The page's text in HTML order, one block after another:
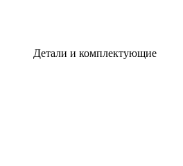
Детали и комплектующие